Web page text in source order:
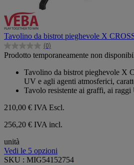
Tavolino da bistrot pieghevole X
(0)
0.0
su
Prodotto temporaneamente non
Tavolino da bistrot pieghevole X
UV e agli agenti atmosferici,
Tavolo resistente ai graffi, ai
210,00 € IVA Escl.
256,20 € IVA incl.
unità
Vedi le 5 opzioni
SKU : MIG54152754